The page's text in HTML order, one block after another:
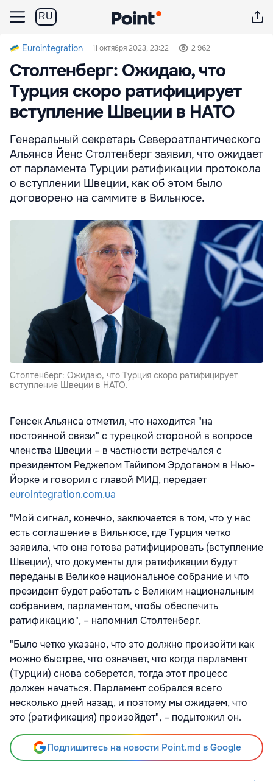
RU
Eurointegration 11 октября 2023, 23:22 2 962
Столтенберг: Ожидаю, что
Турция скоро ратифицирует
вступление Швеции в НАТО
Генеральный секретарь Североатлантического
Альянса Йенс Столтенберг заявил, что ожидает
от парламента Турции ратификации протокола
о вступлении Швеции, как об этом было
договорено на саммите в Вильнюсе.
Столтенберг: Ожидаю, что Турция скоро ратифицирует
вступление Швеции в НАТО.
Генсек Альянса отметил, что находится "на
постоянной связи" с турецкой стороной в вопросе
членства Швеции – в частности встречался с
президентом Реджепом Тайипом Эрдоганом в Нью-
Йорке и говорил с главой МИД, передает
eurointegration.com.ua
"Мой сигнал, конечно, заключается в том, что у нас
есть соглашение в Вильнюсе, где Турция четко
заявила, что она готова ратифицировать (вступление
Швеции), что документы для ратификации будут
переданы в Великое национальное собрание и что
президент будет работать с Великим национальным
собранием, парламентом, чтобы обеспечить
ратификацию", – напомнил Столтенберг.
"Было четко указано, что это должно произойти как
можно быстрее, что означает, что когда парламент
(Турции) снова соберется, тогда этот процесс
должен начаться. Парламент собрался всего
несколько дней назад, и поэтому мы ожидаем, что
это (ратификация) произойдет", – подытожил он.
Подпишитесь на новости Point.md в Google